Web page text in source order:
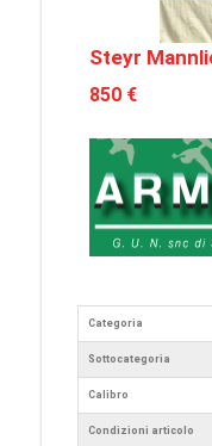
Steyr
850 €
Categoria
Sottocategoria
Calibro
Condizioni articolo